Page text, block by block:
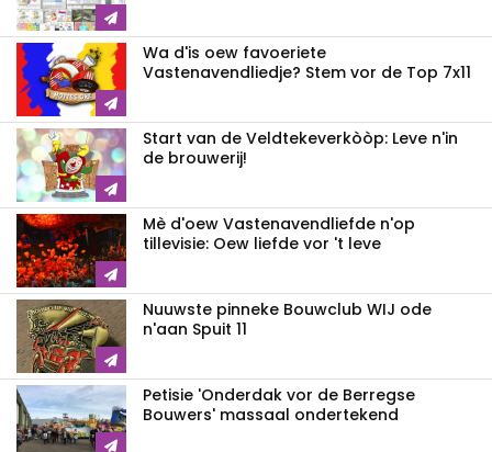
Wa d'is oew favoeriete
Vastenavendliedje? Stem vor de Top 7x11
Start van de Veldtekeverkòòp: Leve n'in
de brouwerij!
Mè d'oew Vastenavendliefde n'op
tillevisie: Oew liefde vor 't leve
Nuuwste pinneke Bouwclub WIJ ode
n'aan Spuit 11
Petisie 'Onderdak vor de Berregse
Bouwers' massaal ondertekend